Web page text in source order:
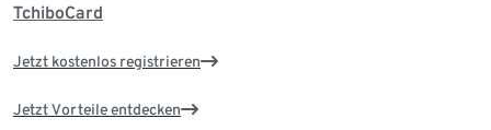
TchiboCard
Jetzt kostenlos registrieren
Jetzt Vorteile entdecken